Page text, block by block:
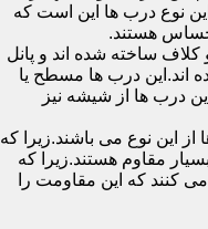
نوع درب ها این است که
هستند.
کلاف ساخته شده اند و پانل
اند.این درب ها مسطح یا
درب ها از شیشه نیز
این نوع می باشند.زیرا که
مقاوم هستند.زیرا که
کنند که این مقاومت را